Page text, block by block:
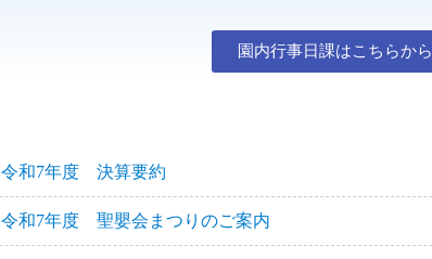
園内行事日課はこちらから
令和7年度 決算要約
令和7年度 聖嬰会まつりのご案内